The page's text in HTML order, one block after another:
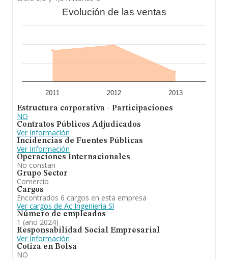
Evolución de las ventas
2011 2012 2013
Estructura corporativa - Participaciones
NO
Contratos Públicos Adjudicados
Ver Información
Incidencias de Fuentes Públicas
Ver Información
Operaciones Internacionales
No constan
Grupo Sector
Comercio
Cargos
Encontrados 6 cargos en esta empresa
Ver cargos de Ac Ingenieria Sl
Número de empleados
1 (año 2024)
Responsabilidad Social Empresarial
Ver Información
Cotiza en Bolsa
NO